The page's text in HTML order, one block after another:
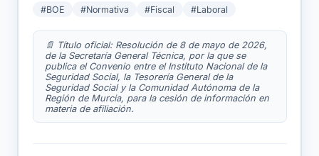
#BOE #Normativa #Fiscal #Laboral
📄 Título oficial: Resolución de 8 de mayo de 2026,
de la Secretaría General Técnica, por la que se
publica el Convenio entre el Instituto Nacional de la
Seguridad Social, la Tesorería General de la
Seguridad Social y la Comunidad Autónoma de la
Región de Murcia, para la cesión de información en
materia de afiliación.